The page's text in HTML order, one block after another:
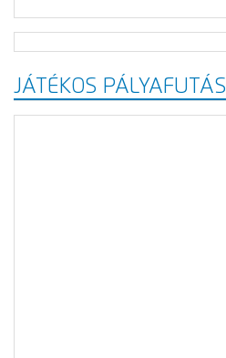
JÁTÉKOS PÁLYAFUTÁS